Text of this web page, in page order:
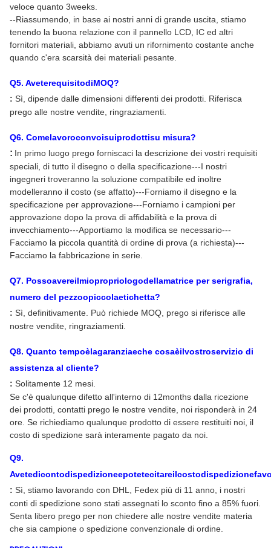
veloce quanto 3weeks.
--Riassumendo, in base ai nostri anni di grande uscita, stiamo
tenendo la buona relazione con il pannello LCD, IC ed altri
fornitori materiali, abbiamo avuti un rifornimento costante anche
quando c'era scarsità dei materiali pesante.
Q5. AveterequisitodiMOQ?
: Sì, dipende dalle dimensioni differenti dei prodotti. Riferisca
prego alle nostre vendite, ringraziamenti.
Q6. Comelavoroconvoisuiprodottisu misura?
: In primo luogo prego forniscaci la descrizione dei vostri requisiti
speciali, di tutto il disegno o della specificazione---I nostri
ingegneri troveranno la soluzione compatibile ed inoltre
modelleranno il costo (se affatto)---Forniamo il disegno e la
specificazione per approvazione---Forniamo i campioni per
approvazione dopo la prova di affidabilità e la prova di
invecchiamento---Apportiamo la modifica se necessario---
Facciamo la piccola quantità di ordine di prova (a richiesta)---
Facciamo la fabbricazione in serie.
Q7. Possoavereilmiopropriologodellamatrice per serigrafia,
numero del pezzoopiccolaetichetta?
: Sì, definitivamente. Può richiede MOQ, prego si riferisce alle
nostre vendite, ringraziamenti.
Q8. Quanto tempoèlagaranziaeche cosaèilvostroservizio di
assistenza al cliente?
: Solitamente 12 mesi.
Se c'è qualunque difetto all'interno di 12months dalla ricezione
dei prodotti, contatti prego le nostre vendite, noi risponderà in 24
ore. Se richiediamo qualunque prodotto di essere restituiti noi, il
costo di spedizione sarà interamente pagato da noi.
Q9.
: Sì, stiamo lavorando con DHL, Fedex più di 11 anno, i nostri
conti di spedizione sono stati assegnati lo sconto fino a 85% fuori.
Senta libero prego per non chiedere alle nostre vendite materia
che sia campione o spedizione convenzionale di ordine.